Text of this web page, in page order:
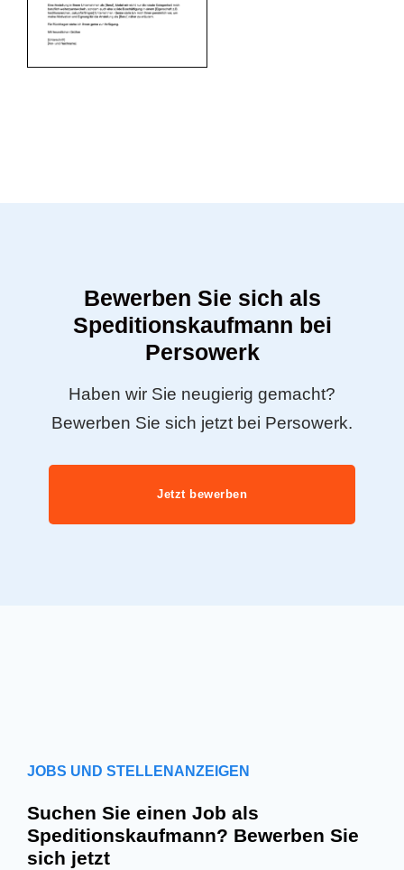
Bewerben Sie sich als
Speditionskaufmann bei
Persowerk
Haben wir Sie neugierig gemacht?
Bewerben Sie sich jetzt bei Persowerk.
Jetzt bewerben
JOBS UND STELLENANZEIGEN
Suchen Sie einen Job als
Speditionskaufmann? Bewerben Sie
sich jetzt